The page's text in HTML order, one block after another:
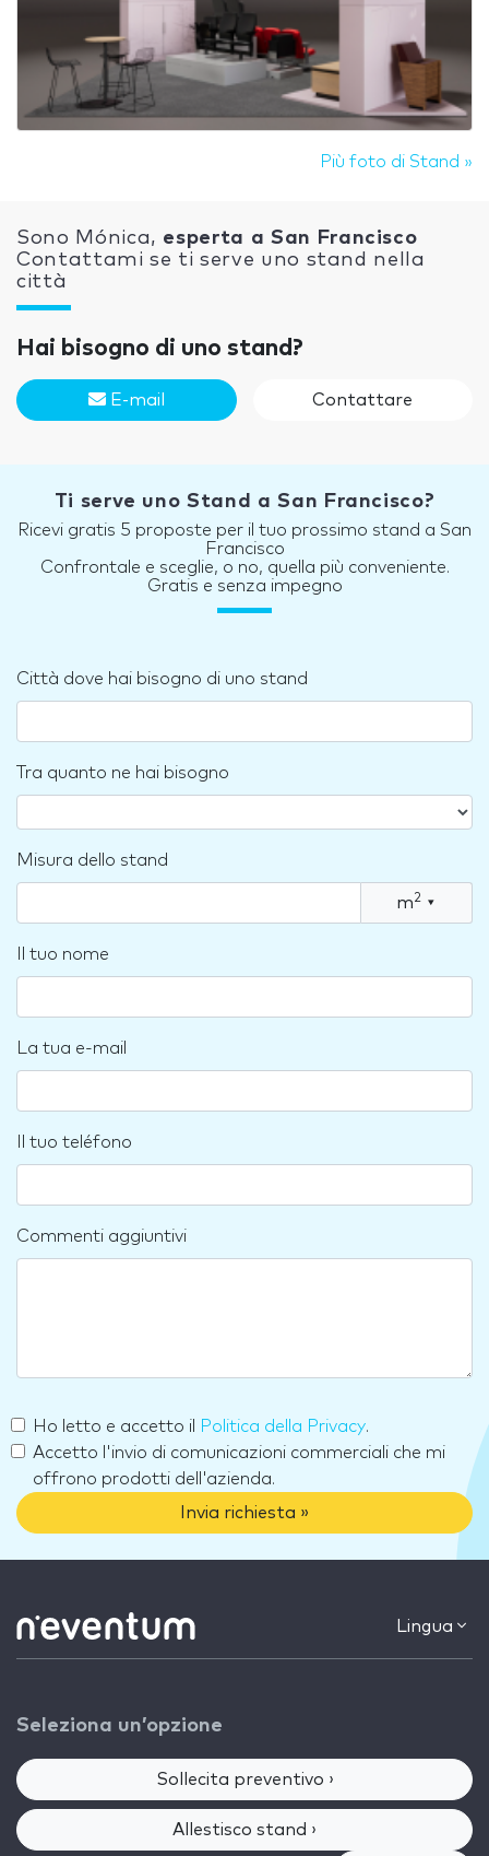
Più foto di Stand »
Sono Mónica, esperta a San Francisco
Contattami se ti serve uno stand nella
città
Hai bisogno di uno stand?
E-mail Contattare
Ti serve uno Stand a San Francisco?
Ricevi gratis 5 proposte per il tuo prossimo stand a San
Francisco
Confrontale e sceglie, o no, quella più conveniente.
Gratis e senza impegno
Città dove hai bisogno di uno stand
Tra quanto ne hai bisogno
Misura dello stand
m2 ▾
Il tuo nome
La tua e-mail
Il tuo teléfono
Commenti aggiuntivi
Ho letto e accetto il Politica della Privacy.
Accetto l'invio di comunicazioni commerciali che mi
offrono prodotti dell'azienda.
Invia richiesta »
Lingua
Seleziona un’opzione
Sollecita preventivo ›
Allestisco stand ›